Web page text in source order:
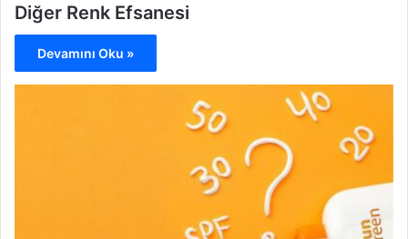
Diğer Renk Efsanesi
Devamını Oku »